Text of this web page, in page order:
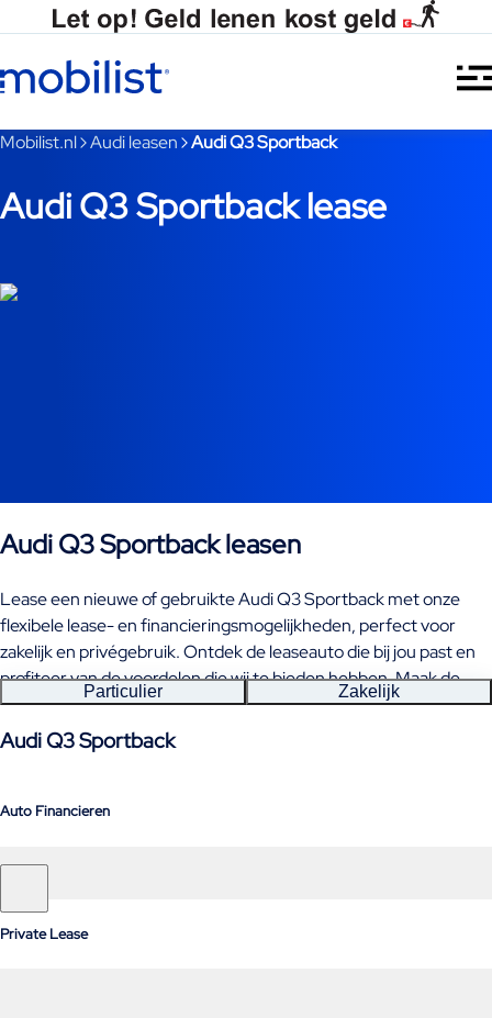
Ga naar hoofdinhoud
Je bent nu voorbij het hoofdmenu
Mobilist.nl Audi leasen Audi Q3 Sportback
Audi Q3 Sportback lease
Audi Q3 Sportback leasen
Lease een nieuwe of gebruikte Audi Q3 Sportback met onze
flexibele lease- en financieringsmogelijkheden, perfect voor
zakelijk en privégebruik. Ontdek de leaseauto die bij jou past en
profiteer van de voordelen die wij te bieden hebben. Maak de
juiste keuze en rij binnenkort in jouw Audi Q3 Sportback!
Particulier Zakelijk
Audi Q3 Sportback
Auto Financieren
Private Lease